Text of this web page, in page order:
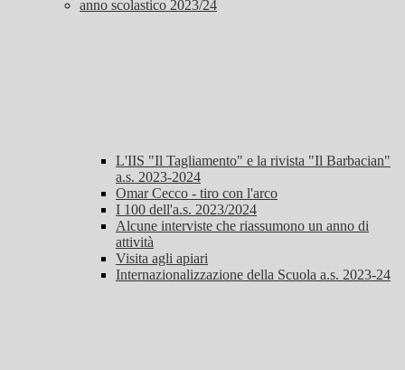
anno scolastico 2023/24
L'IIS "Il Tagliamento" e la rivista "Il Barbacian"
a.s. 2023-2024
Omar Cecco - tiro con l'arco
I 100 dell'a.s. 2023/2024
Alcune interviste che riassumono un anno di
attività
Visita agli apiari
Internazionalizzazione della Scuola a.s. 2023-24